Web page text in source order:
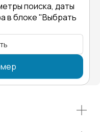
поиска, даты
в блоке "Выбрать